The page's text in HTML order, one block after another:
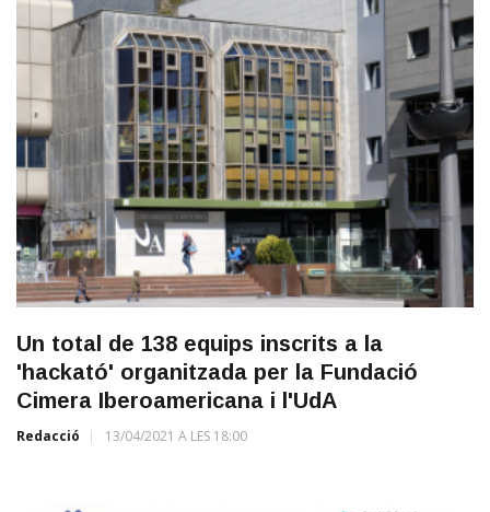
Un total de 138 equips inscrits a la
'hackató' organitzada per la Fundació
Cimera Iberoamericana i l'UdA
Redacció 13/04/2021 A LES 18:00